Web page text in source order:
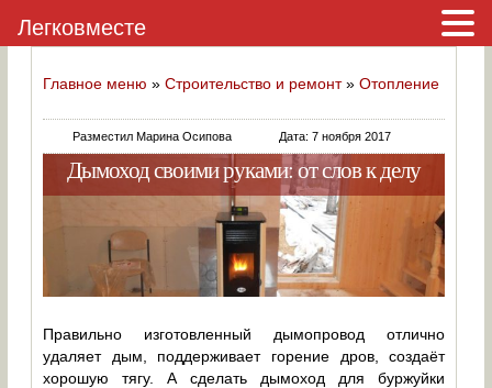
Главное меню »Строительство и ремонт»Отопление
Разместил Марина Осипова Дата: 7 ноября 2017
Дымоход своими руками: от слов к делу
Правильно изготовленный дымопровод отлично
удаляет дым, поддерживает горение дров, создаёт
хорошую тягу. А сделать дымоход для буржуйки
Легковместе